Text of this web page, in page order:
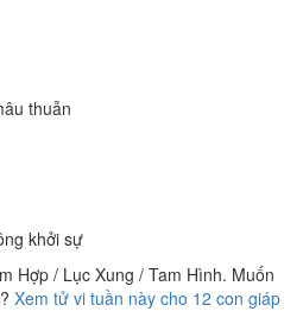
thuẫn
khởi sự
Hợp / Lục Xung / Tam Hình. Muốn
Xem tử vi tuần này cho 12 con giáp